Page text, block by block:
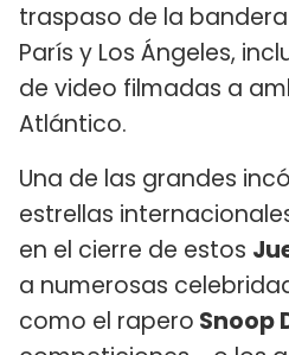
traspaso de la
París y Los Ángeles,
de video filmadas a
Atlántico.
Una de las grandes
estrellas
en el cierre de estos
a numerosas
como el rapero Snoop